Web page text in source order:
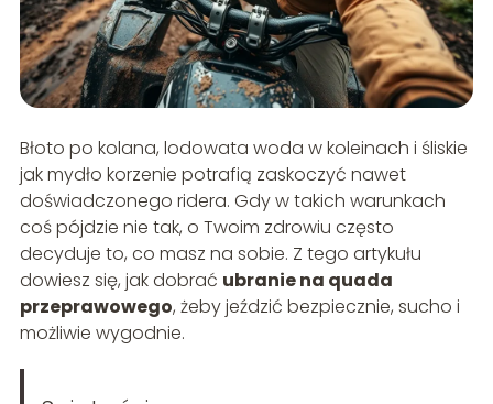
Błoto po kolana, lodowata woda w koleinach i śliskie
jak mydło korzenie potrafią zaskoczyć nawet
doświadczonego ridera. Gdy w takich warunkach
coś pójdzie nie tak, o Twoim zdrowiu często
decyduje to, co masz na sobie. Z tego artykułu
dowiesz się, jak dobrać ubranie na quada
przeprawowego, żeby jeździć bezpiecznie, sucho i
możliwie wygodnie.